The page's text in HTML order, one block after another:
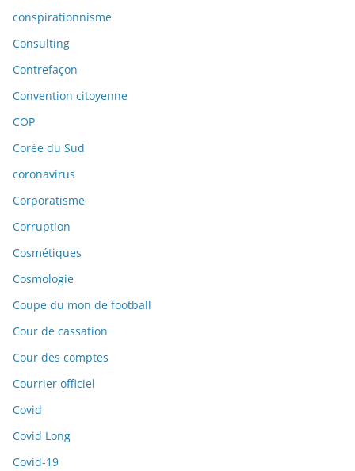
conspirationnisme
Consulting
Contrefaçon
Convention citoyenne
COP
Corée du Sud
coronavirus
Corporatisme
Corruption
Cosmétiques
Cosmologie
Coupe du mon de football
Cour de cassation
Cour des comptes
Courrier officiel
Covid
Covid Long
Covid-19